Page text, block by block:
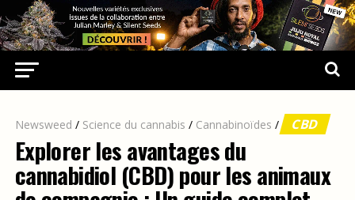
Newsweed / Science du cannabis / Cannabinoïdes / CBD
Explorer les avantages du
cannabidiol (CBD) pour les animaux